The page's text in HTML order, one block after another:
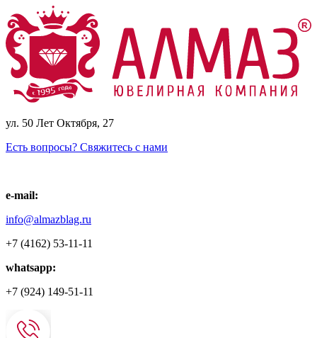
ул. 50 Лет Октября, 27
Есть вопросы? Свяжитесь с нами
e-mail:
info@almazblag.ru
+7 (4162) 53-11-11
whatsapp:
+7 (924) 149-51-11